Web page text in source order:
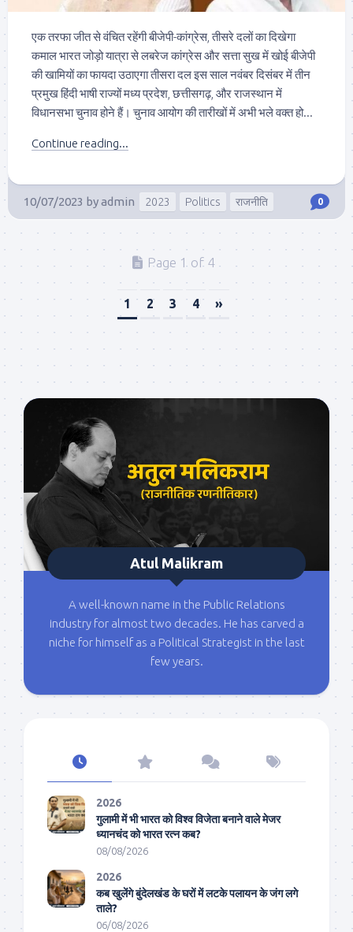
एक तरफा जीत से वंचित रहेंगी बीजेपी-कांग्रेस, तीसरे दलों का दिखेगा
कमाल भारत जोड़ो यात्रा से लबरेज कांग्रेस और सत्ता सुख में खोई बीजेपी
की खामियों का फायदा उठाएगा तीसरा दल इस साल नवंबर दिसंबर में तीन
प्रमुख हिंदी भाषी राज्यों मध्य प्रदेश, छत्तीसगढ़, और राजस्थान में
विधानसभा चुनाव होने हैं। चुनाव आयोग की तारीखों में अभी भले वक्त हो...
Continue reading...
10/07/2023 byadmin 2023 Politics राजनीति 0
Page 1 of 4
1 2 3 4 »
Atul Malikram
A well-known name in the Public Relations
industry for almost two decades. He has carved a
niche for himself as a Political Strategist in the last
few years.
2026
गुलामी में भी भारत को विश्व विजेता बनाने वाले मेजर
ध्यानचंद को भारत रत्न कब?
08/08/2026
2026
कब खुलेंगे बुंदेलखंड के घरों में लटके पलायन के जंग लगे
ताले?
06/08/2026